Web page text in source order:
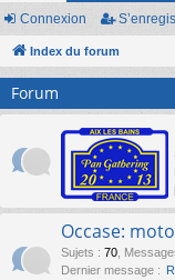
or
u
m
s
e
sit
Connexion
Index du forum
Forum
Occase:
Sujets : 70
Dernier message :